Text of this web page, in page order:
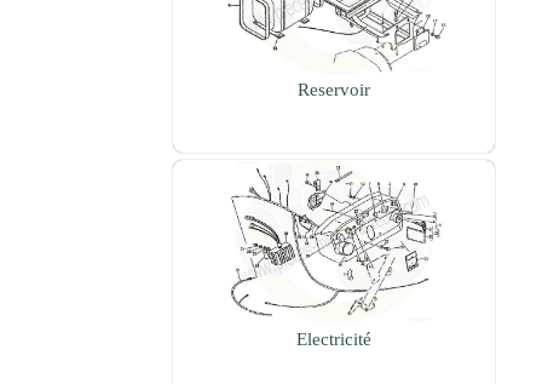
Reservoir
Electricité